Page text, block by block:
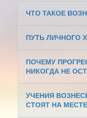
ЧТО ТАКОЕ
ПУТЬ ЛИЧНОГО
ПОЧЕМУ
НИКОГДА НЕ
УЧЕНИЯ
СТОЯТ НА МЕСТЕ